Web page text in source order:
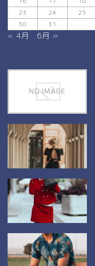
23
24 25
30
31
« 4月 6月 »